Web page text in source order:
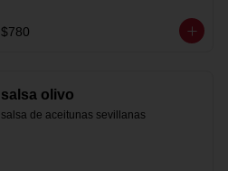
$780
salsa olivo
salsa de aceitunas sevillanas